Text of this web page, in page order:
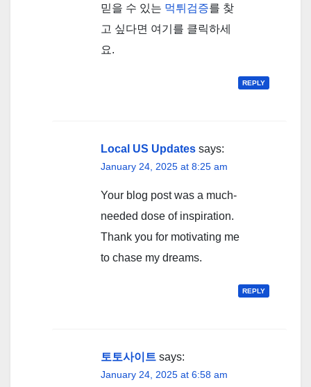
믿을 수 있는 먹튀검증를 찾
고 싶다면 여기를 클릭하세
요.
REPLY
Local US Updates says:
January 24, 2025 at 8:25 am
Your blog post was a much-
needed dose of inspiration.
Thank you for motivating me
to chase my dreams.
REPLY
토토사이트 says:
January 24, 2025 at 6:58 am